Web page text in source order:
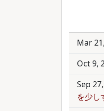
Mar
Oct 9,
Sep
を少し